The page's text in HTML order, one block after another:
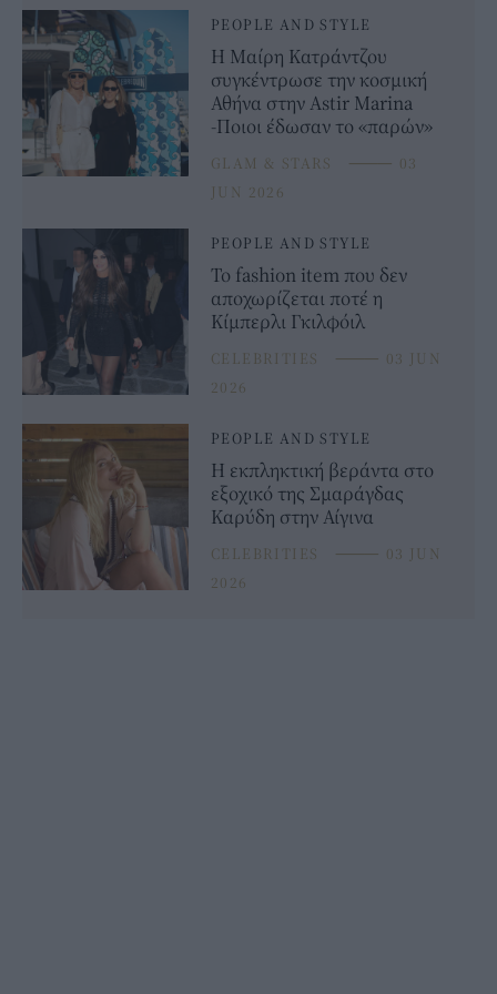
PEOPLE AND STYLE
Η Μαίρη Κατράντζου
συγκέντρωσε την κοσμική
Αθήνα στην Astir Marina
-Ποιοι έδωσαν το «παρών»
GLAM & STARS ⸻ 03
JUN 2026
PEOPLE AND STYLE
Το fashion item που δεν
αποχωρίζεται ποτέ η
Κίμπερλι Γκιλφόιλ
CELEBRITIES ⸻ 03 JUN
2026
PEOPLE AND STYLE
Η εκπληκτική βεράντα στο
εξοχικό της Σμαράγδας
Καρύδη στην Αίγινα
CELEBRITIES ⸻ 03 JUN
2026